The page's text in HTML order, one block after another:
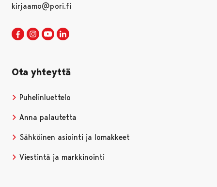
kirjaamo@pori.fi
Porin kaupunki Facebookissa
Avautuu uudessa välilehdessä
Porin kaupunki Instagramissa
Avautuu uudessa välilehdessä
Porin kaupunki Youtubessa
Avautuu uudessa välilehdessä
Ota yhteyttä
Puhelinluettelo
Anna palautetta
Sähköinen asiointi ja lomakkeet
Viestintä ja markkinointi